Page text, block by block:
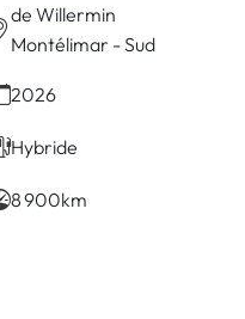
de Willermin
Montélimar - Sud
2026
Hybride
8 900km